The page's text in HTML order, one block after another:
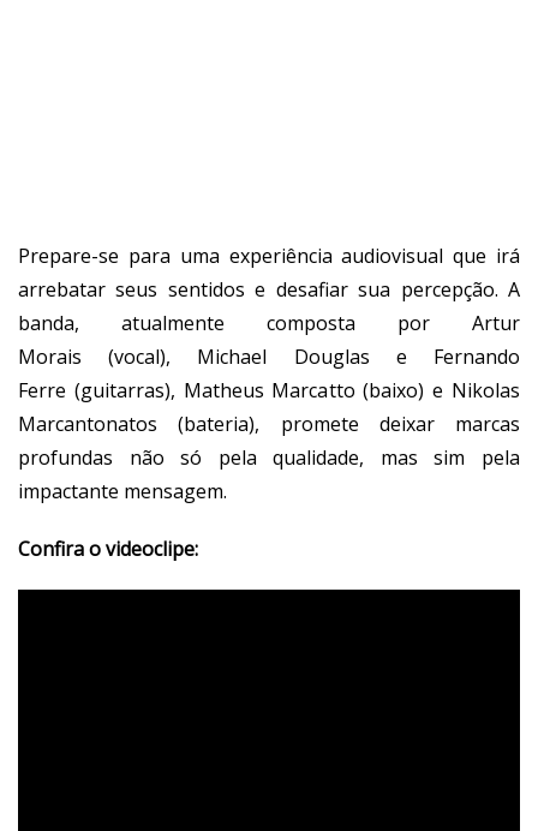
Prepare-se para uma experiência audiovisual que irá
arrebatar seus sentidos e desafiar sua percepção. A
banda, atualmente composta por Artur
Morais (vocal), Michael Douglas e Fernando
Ferre (guitarras), Matheus Marcatto (baixo) e Nikolas
Marcantonatos (bateria), promete deixar marcas
profundas não só pela qualidade, mas sim pela
impactante mensagem.
Confira o videoclipe: